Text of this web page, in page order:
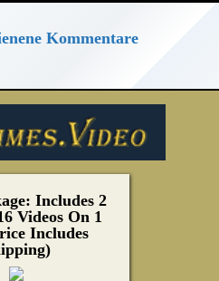
Kommentare
Includes 2
Videos On 1
Includes